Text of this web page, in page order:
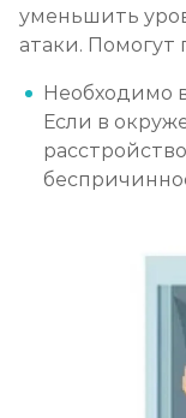
уменьшить
атаки. Помогут
Необходимо
Если в